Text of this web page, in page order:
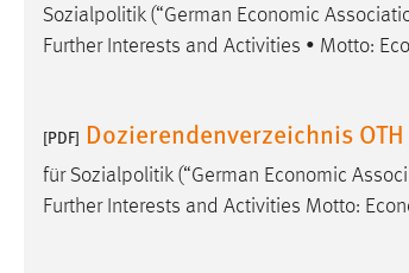
Sozialpolitik (“German Economic
Further Interests and Activities • Motto:
[PDF] Dozierendenverzeichnis
für Sozialpolitik (“German Economic
Further Interests and Activities Motto:
Einverständnis
Zweck:
Dieser Cookie speichert die
ausgewählten Einverständnis-
des Benutzers
Cookie Laufzeit: 1 Jahr